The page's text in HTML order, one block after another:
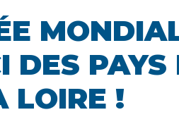
DES PAYS
LOIRE !